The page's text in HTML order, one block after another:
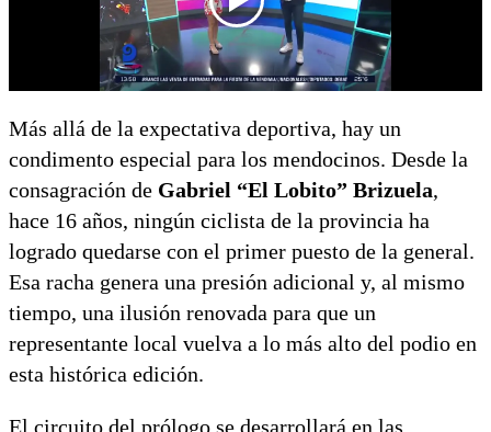
Más allá de la expectativa deportiva, hay un
condimento especial para los mendocinos. Desde la
consagración de Gabriel “El Lobito” Brizuela,
hace 16 años, ningún ciclista de la provincia ha
logrado quedarse con el primer puesto de la general.
Esa racha genera una presión adicional y, al mismo
tiempo, una ilusión renovada para que un
representante local vuelva a lo más alto del podio en
esta histórica edición.
El circuito del prólogo se desarrollará en las